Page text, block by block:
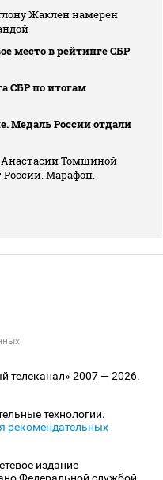
Жаклен намерен
место в рейтинге СБР
СБР по итогам
Медаль России отдали
Томшиной
Марафон.
телеканал» 2007 — 2026.
технологии.
рекомендательных
издание
Федеральной службой